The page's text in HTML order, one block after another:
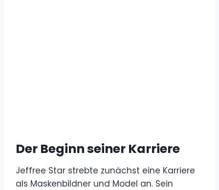
Der Beginn seiner Karriere
Jeffree Star strebte zunächst eine Karriere
als Maskenbildner und Model an. Sein